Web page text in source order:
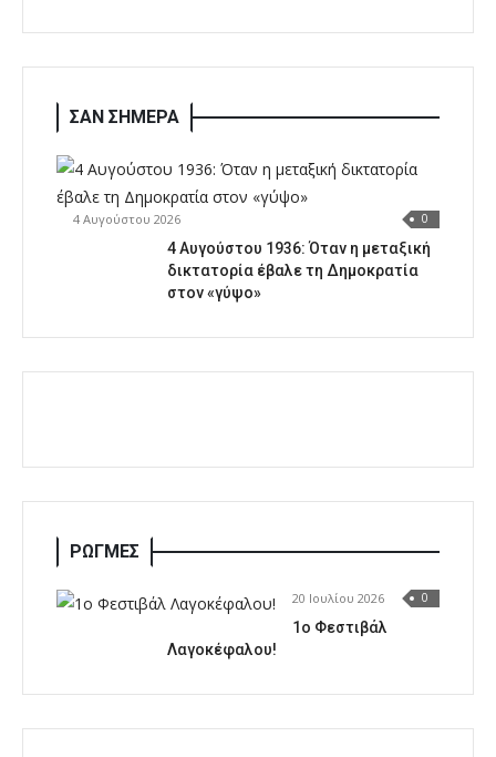
ΣΑΝ ΣΗΜΕΡΑ
4 Αυγούστου 2026 0
4 Αυγούστου 1936: Όταν η μεταξική
δικτατορία έβαλε τη Δημοκρατία
στον «γύψο»
ΡΩΓΜΕΣ
20 Ιουλίου 2026 0
1o Φεστιβάλ
Λαγοκέφαλου!